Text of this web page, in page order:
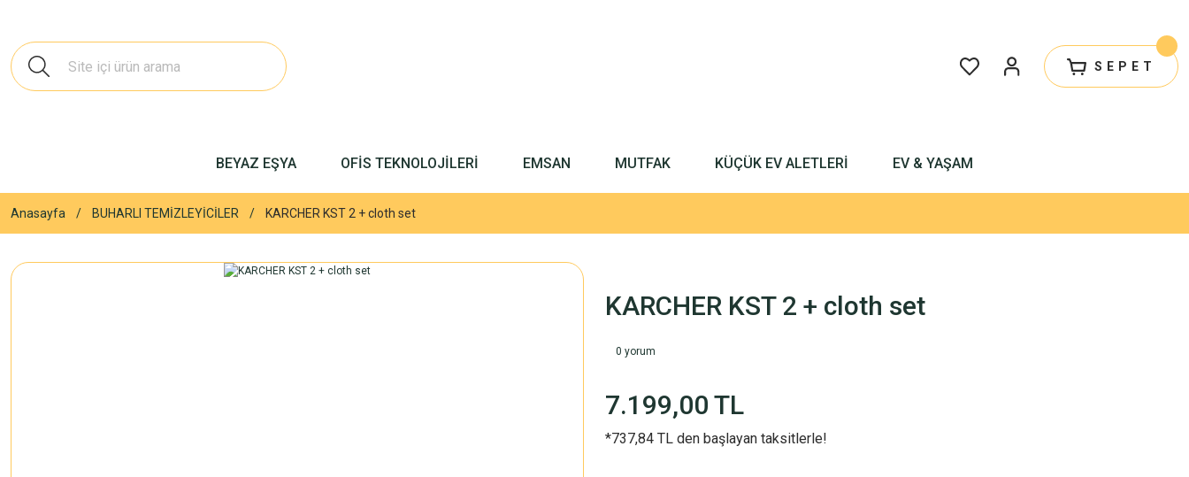
SEPET
BEYAZ EŞYA OFİS TEKNOLOJİLERİ EMSAN MUTFAK KÜÇÜK EV ALETLERİ EV & YAŞAM
Anasayfa BUHARLI TEMİZLEYİCİLER KARCHER KST 2 + cloth set
KARCHER KST 2 + cloth set
0 yorum
7.199,00 TL
*737,84 TL den başlayan taksitlerle!